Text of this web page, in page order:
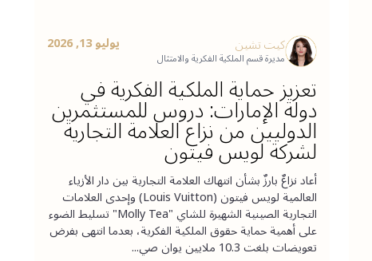
كيت تشين
مديرة قسم الملكية الفكرية والامتثال
يوليو 13, 2026
تعزيز حماية الملكية الفكرية في
دولة الإمارات: دروس للمستثمرين
الدوليين من نزاع العلامة التجارية
لشركة لويس فيتون
أعاد نزاعٌ بارزٌ بشأن انتهاك العلامة التجارية بين دار الأزياء
العالمية لويس فيتون (Louis Vuitton) وإحدى العلامات
التجارية الصينية الشهيرة للشاي "Molly Tea" تسليط الضوء
على أهمية حماية حقوق الملكية الفكرية، بعدما انتهى بفرض
تعويضات بلغت 10.3 ملايين يوان صي...